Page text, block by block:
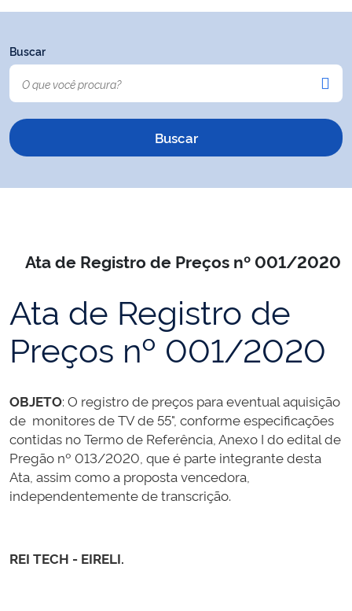
Buscar
Ata de Registro de Preços nº 001/2020
Ata de Registro de
Preços nº 001/2020
OBJETO: O registro de preços para eventual aquisição
de monitores de TV de 55", conforme especificações
contidas no Termo de Referência, Anexo I do edital de
Pregão nº 013/2020, que é parte integrante desta
Ata, assim como a proposta vencedora,
independentemente de transcrição.
REI TECH - EIRELI​.